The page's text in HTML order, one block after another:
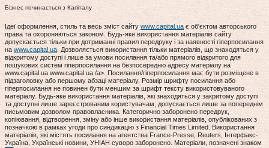
Бізнес починається з Капіталу
Ідеї оформлення, стиль та весь зміст сайту www.capital.ua є об'єктом авторського
права та охороняються законом. Будь-яке використання матеріалів сайту
допускається тільки при дотриманні правил передруку і за наявності гіперпосилання
на www.capital.ua. Дозволяється використання тільки матеріалів, що знаходяться у
відкритому доступі і лише за умови посилання та/або прямого відкритого для
пошукових систем гіперпосилання на безпосередню адресу матеріалу на
www.capital.ua www.capital.ua /a>. Посилання/гіперпосилання має бути розміщене в
підзаголовку або першому абзаці матеріалу. Розмір шрифту посилання або
гіперпосилання не повинен бути меншим за шрифт тексту використовуваного
матеріалу. Будь-яке використання матеріалів, які знаходяться у закритому доступі
та доступні лише зареєстрованим користувачам, допускається лише за попереднім
письмовим дозволом правовласника. Категорично заборонено передрук,
копіювання, відтворення, зміну або інше використання матеріалів, опублікованих з
позначкою в рамках угоди про синдикацію з Financial Times Limited. Використання
матеріалів, які містять посилання на агентства France-Presse, Reuters, Інтерфакс-
Україна, Українські новини, УНІАН суворо заборонено. Матеріали, позначені знаком